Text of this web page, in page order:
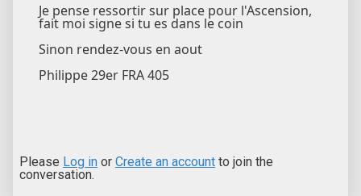
Je pense ressortir sur place pour l'Ascension,
fait moi signe si tu es dans le coin
Sinon rendez-vous en aout
Philippe 29er FRA 405
Please Log in or Create an account to join the
conversation.